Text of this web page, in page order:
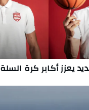
يعزز أكابر كرة السلة